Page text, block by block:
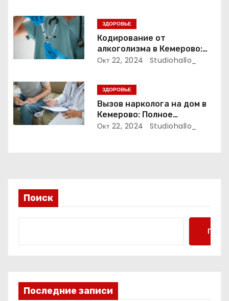
и
с
я
ЗДОРОВЬЕ
Кодирование от
алкоголизма в Кемерово:
Полный путеводитель
Окт 22, 2024 Studiohallo_
ЗДОРОВЬЕ
Вызов нарколога на дом в
Кемерово: Полное
руководство
Окт 22, 2024 Studiohallo_
Поиск
Поиск
Последние записи